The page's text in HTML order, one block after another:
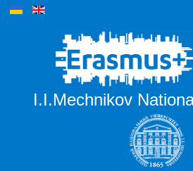
I.I.Mechnikov